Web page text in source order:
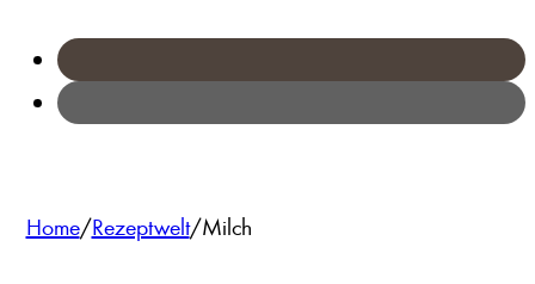
Home/Rezeptwelt/Milch